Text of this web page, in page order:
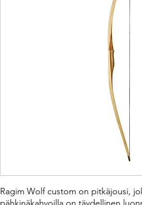
Ragim Wolf custom on pitkäjousi,